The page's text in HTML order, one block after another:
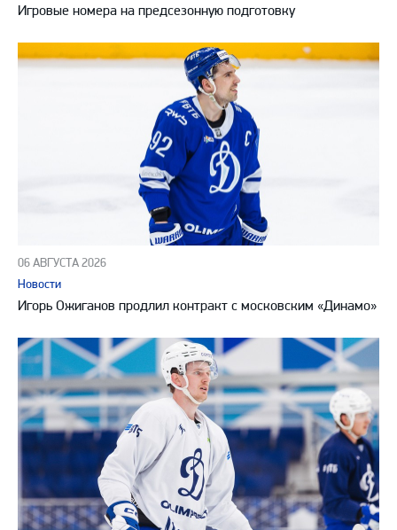
Игровые номера на предсезонную подготовку
06 АВГУСТА 2026
Новости
Игорь Ожиганов продлил контракт с московским «Динамо»